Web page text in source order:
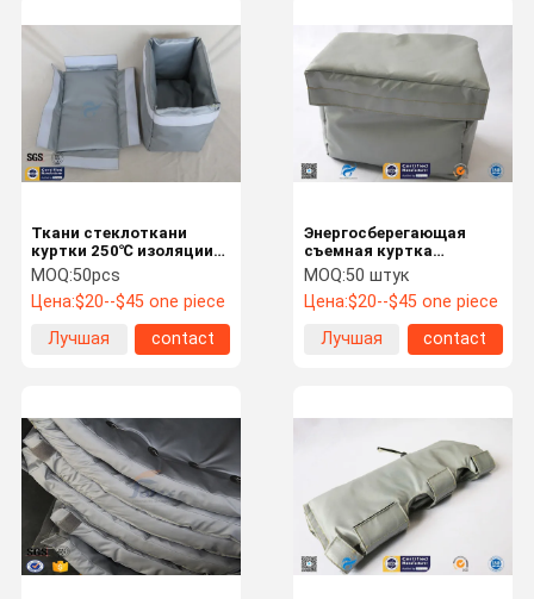
Энергосберегающая
съемная куртка
термоизоляции для
клапана и трубы
MOQ:50 штук
Цена:$20--$45 one piece
Лучшая
contact
Ткани стеклоткани
куртки 250℃ изоляции
одеяло серой съемное
MOQ:50pcs
Цена:$20--$45 one piece
Лучшая
contact